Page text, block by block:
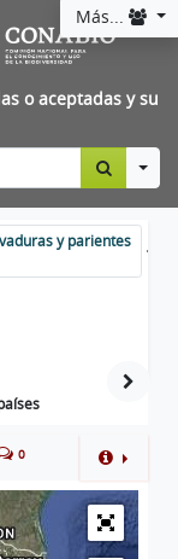
Más...
o aceptadas y su
y parientes
0